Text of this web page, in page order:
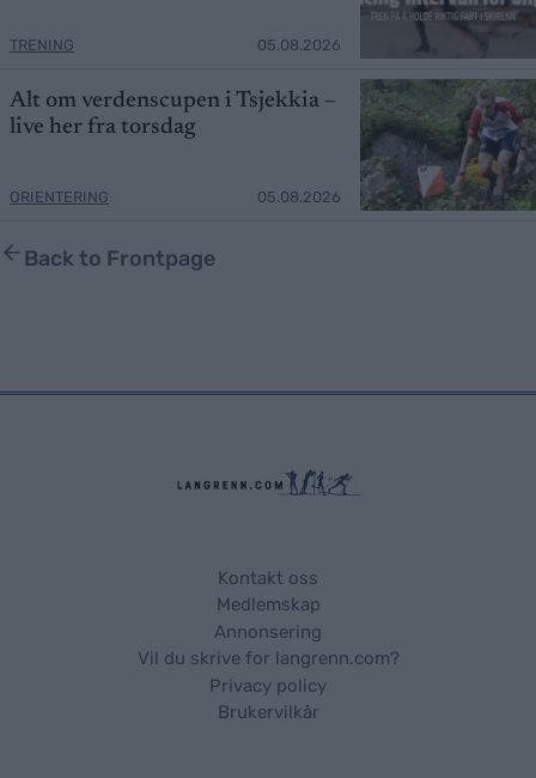
TRENING 05.08.2026
Alt om verdenscupen i Tsjekkia –
live her fra torsdag
ORIENTERING 05.08.2026
Back to Frontpage
Kontakt oss
Medlemskap
Annonsering
Vil du skrive for langrenn.com?
Privacy policy
Brukervilkår